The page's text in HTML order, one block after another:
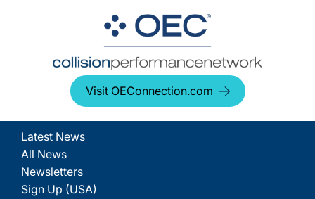
Visit OEConnection.com
Latest News
All News
Newsletters
Sign Up (USA)